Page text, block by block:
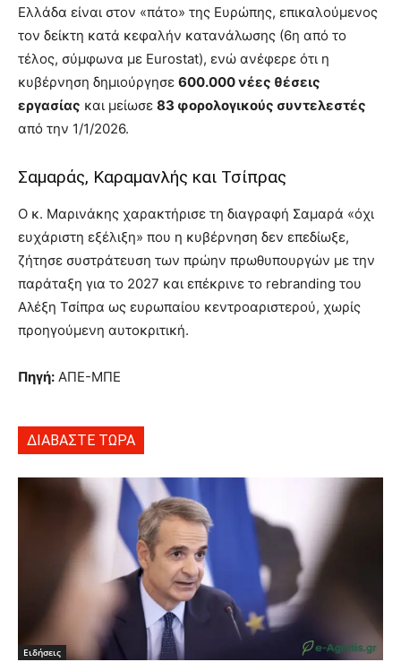
Ελλάδα είναι στον «πάτο» της Ευρώπης, επικαλούμενος
τον δείκτη κατά κεφαλήν κατανάλωσης (6η από το
τέλος, σύμφωνα με Eurostat), ενώ ανέφερε ότι η
κυβέρνηση δημιούργησε 600.000 νέες θέσεις
εργασίας και μείωσε 83 φορολογικούς συντελεστές
από την 1/1/2026.
Σαμαράς, Καραμανλής και Τσίπρας
Ο κ. Μαρινάκης χαρακτήρισε τη διαγραφή Σαμαρά «όχι
ευχάριστη εξέλιξη» που η κυβέρνηση δεν επεδίωξε,
ζήτησε συστράτευση των πρώην πρωθυπουργών με την
παράταξη για το 2027 και επέκρινε το rebranding του
Αλέξη Τσίπρα ως ευρωπαίου κεντροαριστερού, χωρίς
προηγούμενη αυτοκριτική.
Πηγή: ΑΠΕ-ΜΠΕ
ΔΙΑΒΑΣΤΕ ΤΩΡΑ
Ειδήσεις